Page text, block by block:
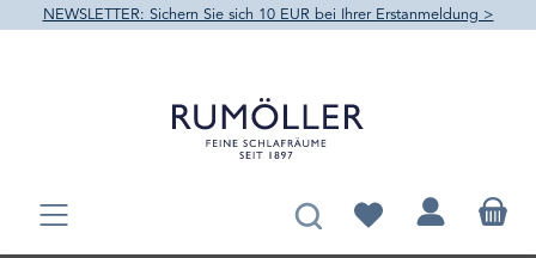
springen
NEWSLETTER: Sichern Sie sich 10 EUR bei Ihrer Erstanmeldung >
Du hast 0 Produkte